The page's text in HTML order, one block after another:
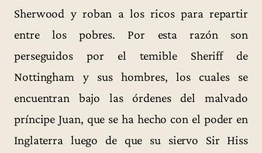
Sherwood y roban a los ricos para repartir
entre los pobres. Por esta razón son
perseguidos por el temible Sheriff de
Nottingham y sus hombres, los cuales se
encuentran bajo las órdenes del malvado
príncipe Juan, que se ha hecho con el poder en
Inglaterra luego de que su siervo Sir Hiss